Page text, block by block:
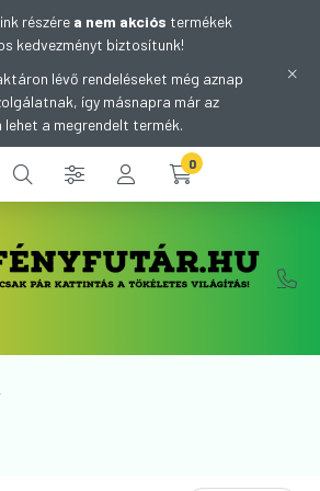
részére a nem akciós termékek
kedvezményt biztosítunk!
lévő rendeléseket még aznap
így másnapra már az
a megrendelt termék.
0